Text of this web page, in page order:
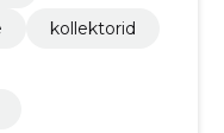
kollektorid